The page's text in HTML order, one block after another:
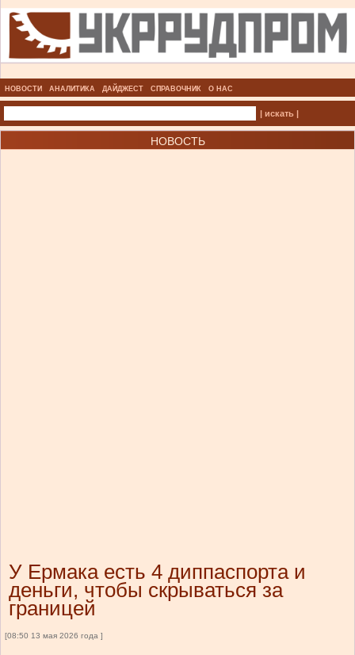
НОВОСТИ АНАЛИТИКА ДАЙДЖЕСТ СПРАВОЧНИК О НАС
| искать |
НОВОСТЬ
У Ермака есть 4 диппаспорта и
деньги, чтобы скрываться за
границей
[08:50 13 мая 2026 года ]